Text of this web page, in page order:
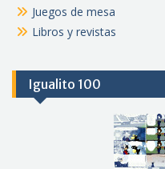
Juegos de mesa
Libros y revistas
Igualito 100